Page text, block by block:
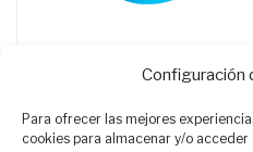
Configuración
Para ofrecer las mejores
cookies para almacenar y/o